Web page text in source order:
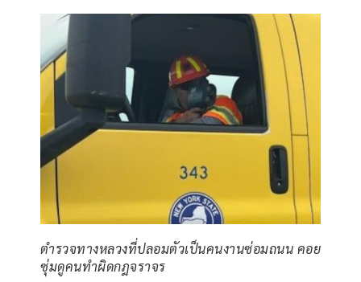
ตำรวจทางหลวงที่ปลอมตัวเป็นคนงานซ่อมถนน คอย
ซุ่มดูคนทำผิดกฎจราจร